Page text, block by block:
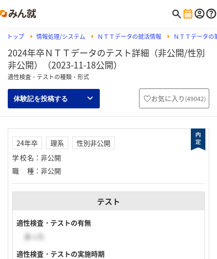
トップ 情報処理/システム ＮＴＴデータの就活情報 ＮＴＴデータ
2024年卒ＮＴＴデータのテスト詳細（非公開/性別
非公開）（2023-11-18公開）
適性検査・テストの種類・形式
体験記を投稿する お気に入り (49042)
24年卒 理系
性別非公開
学校名 ： 非公開
職種 ： 非公開
テスト
適性検査・テストの有無
あった
適性検査・テストの実施時期